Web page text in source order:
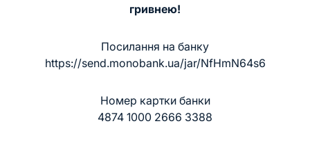
гривнею!
Посилання на банку
https://send.monobank.ua/jar/NfHmN64s6
Номер картки банки
4874 1000 2666 3388